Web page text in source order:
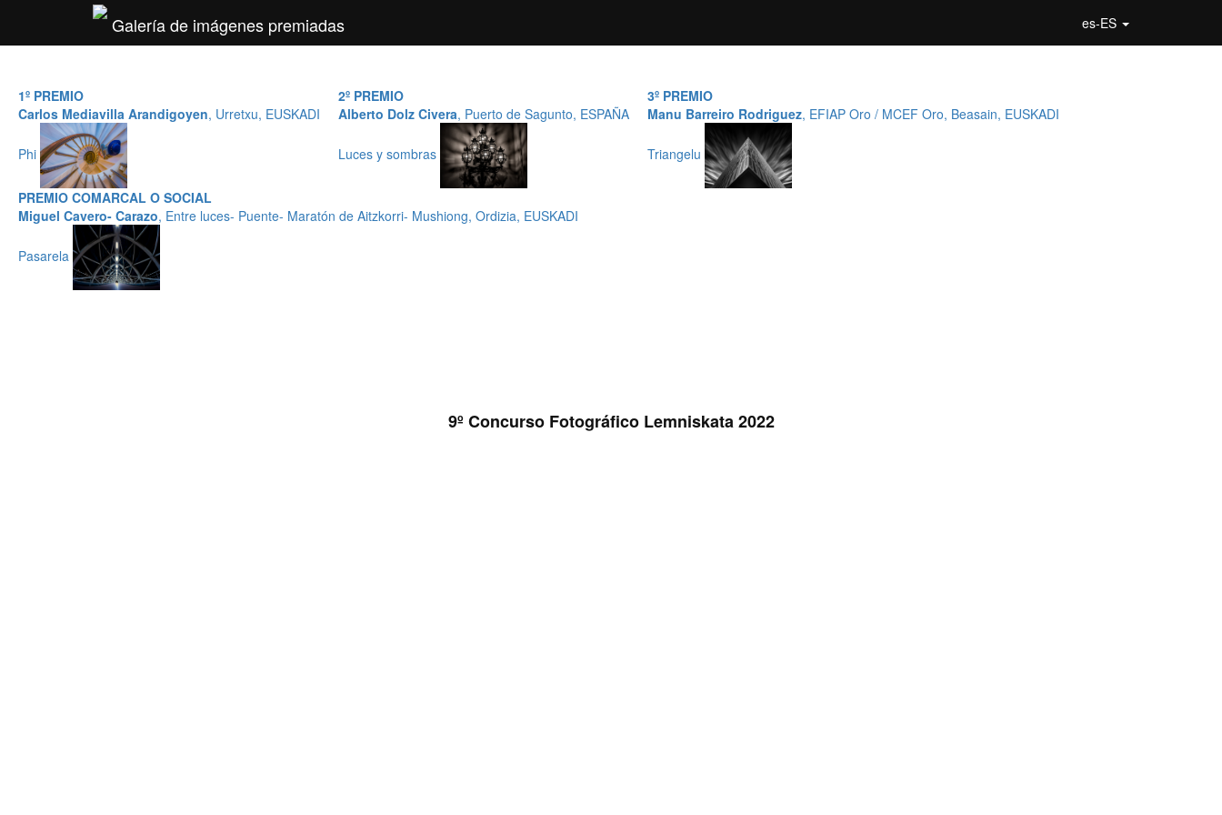
Galería de imágenes premiadas es-ES
1º PREMIO
Carlos Mediavilla Arandigoyen, Urretxu, EUSKADI
Phi
2º PREMIO
Alberto Dolz Civera, Puerto de Sagunto, ESPAÑA
Luces y sombras
3º PREMIO
Manu Barreiro Rodriguez, EFIAP Oro / MCEF Oro, Beasain, EUSKADI
Triangelu
PREMIO COMARCAL O SOCIAL
Miguel Cavero- Carazo, Entre luces- Puente- Maratón de Aitzkorri- Mushiong, Ordizia, EUSKADI
Pasarela
9º Concurso Fotográfico Lemniskata 2022